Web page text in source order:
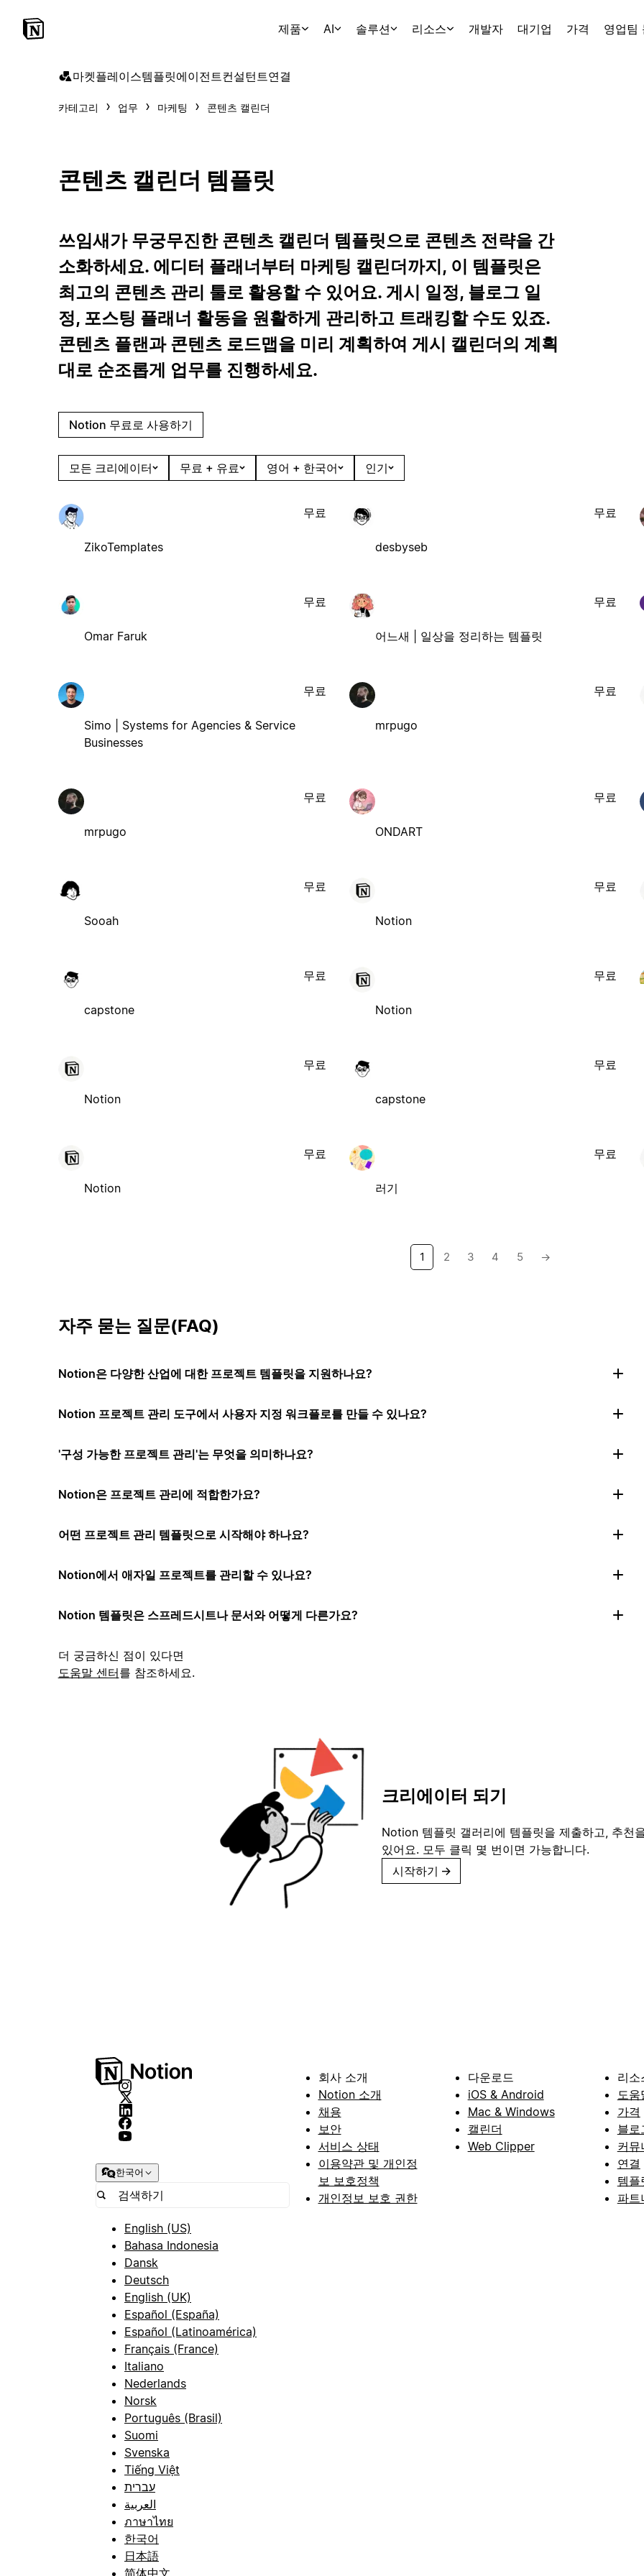
제품 AI 솔루션 리소스 개발자 대기업 가격 영업팀
마켓플레이스템플릿에이전트컨설턴트연결
카테고리 업무 마케팅 콘텐츠 캘린더
콘텐츠 캘린더 템플릿
쓰임새가 무궁무진한 콘텐츠 캘린더 템플릿으로 콘텐츠 전략을 간
소화하세요. 에디터 플래너부터 마케팅 캘린더까지, 이 템플릿은
최고의 콘텐츠 관리 툴로 활용할 수 있어요. 게시 일정, 블로그 일
정, 포스팅 플래너 활동을 원활하게 관리하고 트래킹할 수도 있죠.
콘텐츠 플랜과 콘텐츠 로드맵을 미리 계획하여 게시 캘린더의 계획
대로 순조롭게 업무를 진행하세요.
Notion 무료로 사용하기
모든 크리에이터 무료 + 유료 영어 + 한국어 인기
ZikoTemplates
무료
desbyseb
무료
Omar Faruk
무료
어느새 | 일상을 정리하는 템플릿
무료
Simo | Systems for Agencies & Service
Businesses
무료
mrpugo
무료
mrpugo
무료
ONDART
무료
Sooah
무료
Notion
무료
capstone
무료
Notion
무료
Notion
무료
capstone
무료
Notion
무료
러기
무료
1 2 3 4 5 →
자주 묻는 질문(FAQ)
Notion은 다양한 산업에 대한 프로젝트 템플릿을 지원하나요?
Notion 프로젝트 관리 도구에서 사용자 지정 워크플로를 만들 수 있나요?
'구성 가능한 프로젝트 관리'는 무엇을 의미하나요?
Notion은 프로젝트 관리에 적합한가요?
어떤 프로젝트 관리 템플릿으로 시작해야 하나요?
Notion에서 애자일 프로젝트를 관리할 수 있나요?
Notion 템플릿은 스프레드시트나 문서와 어떻게 다른가요?
더 궁금하신 점이 있다면
도움말 센터를 참조하세요.
크리에이터 되기
Notion 템플릿 갤러리에 템플릿을 제출하고, 추천
있어요. 모두 클릭 몇 번이면 가능합니다.
시작하기 →
한국어
English (US)
Bahasa Indonesia
Dansk
Deutsch
English (UK)
Español (España)
Español (Latinoamérica)
Français (France)
Italiano
Nederlands
Norsk
Português (Brasil)
Suomi
Svenska
Tiếng Việt
עברית
العربية
ภาษาไทย
한국어
日本語
简体中文
회사 소개
Notion 소개
채용
보안
서비스 상태
이용약관 및 개인정
보 보호정책
개인정보 보호 권한
다운로드
iOS & Android
Mac & Windows
캘린더
Web Clipper
리소
도움
가격
블로
커뮤
연결
템플
파트